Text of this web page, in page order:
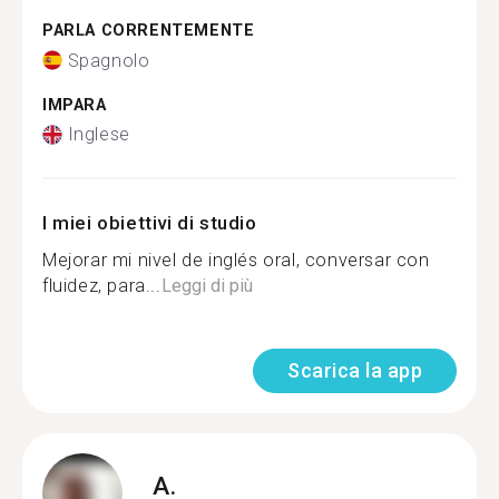
PARLA CORRENTEMENTE
Spagnolo
IMPARA
Inglese
I miei obiettivi di studio
Mejorar mi nivel de inglés oral, conversar con
fluidez, para...Leggi di più
Scarica la app
A.